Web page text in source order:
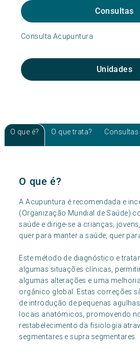
Consultas
Consulta Acupuntura
Unidades
O que é? O que trata? Consultas
O que é?
A Acupuntura é recomendada e
(Organização Mundial de Saúde)
saúde e dirige-se a crianças,
quer para manter a saúde, quer
Este método de diagnóstico e
algumas situações clínicas,
algumas alterações e uma
orgânico global. Estas correções
de introdução de pequenas
locais anatómicos, promovendo
restabelecimento da fisiologia
segmentares e supra segmentares.